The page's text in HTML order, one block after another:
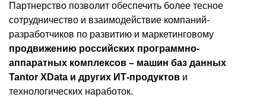
Партнерство позволит обеспечить более тесное
сотрудничество и взаимодействие компаний-
разработчиков по развитию и маркетинговому
продвижению российских программно-
аппаратных комплексов – машин баз данных
Tantor XData и других ИТ-продуктов и
технологических наработок.